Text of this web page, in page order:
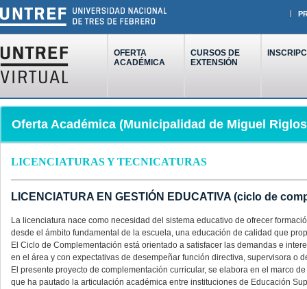
OFERTA
ACADÉMICA
CURSOS DE
EXTENSIÓN
Oferta Académica (Municipalidad de Miguel
LICENCIATURAS Y TECNICATURAS
LICENCIATURA EN GESTIÓN EDUCATIVA (ciclo de
La licenciatura nace como necesidad del sistema educativo de ofrecer
desde el ámbito fundamental de la escuela, una educación de calidad que
El Ciclo de Complementación está orientado a satisfacer las demandas e
en el área y con expectativas de desempeñar función directiva, supervisora o
El presente proyecto de complementación curricular, se elabora en el marco
que ha pautado la articulación académica entre instituciones de Educación